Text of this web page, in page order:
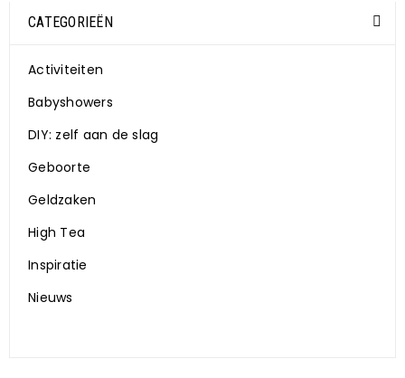
CATEGORIEËN
Activiteiten
Babyshowers
DIY: zelf aan de slag
Geboorte
Geldzaken
High Tea
Inspiratie
Nieuws